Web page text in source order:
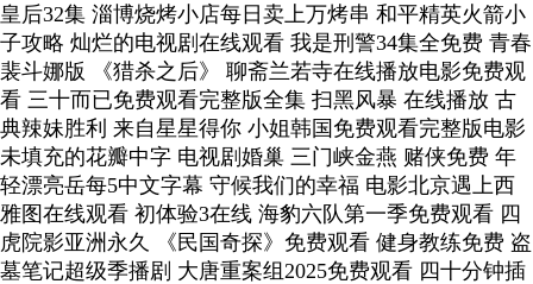
皇后32集 淄博烧烤小店每日卖上万烤串 和平精英火箭小
子攻略 灿烂的电视剧在线观看 我是刑警34集全免费 青春
裴斗娜版 《猎杀之后》 聊斋兰若寺在线播放电影免费观
看 三十而已免费观看完整版全集 扫黑风暴 在线播放 古
典辣妹胜利 来自星星得你 小姐韩国免费观看完整版电影
未填充的花瓣中字 电视剧婚巢 三门峡金燕 赌侠免费 年
轻漂亮岳每5中文字幕 守候我们的幸福 电影北京遇上西
雅图在线观看 初体验3在线 海豹六队第一季免费观看 四
虎院影亚洲永久 《民国奇探》免费观看 健身教练免费 盗
墓笔记超级季播剧 大唐重案组2025免费观看 四十分钟插